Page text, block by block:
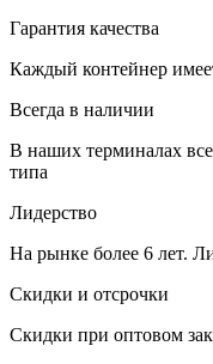
Гарантия качества
Каждый контейнер
Всегда в наличии
В наших терминалах
типа
Лидерство
На рынке более 6 лет.
Скидки и отсрочки
Скидки при оптовом